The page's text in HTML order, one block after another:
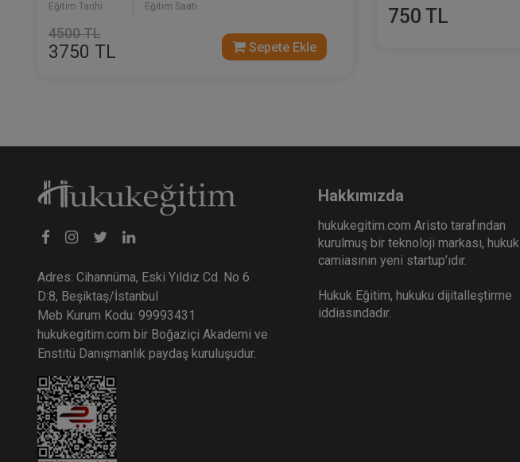
Eğitim Tarihi Eğitim Saati
4500 TL
3750 TL Sepete Ekle
750 TL
Adres: Cihannüma, Eski Yıldız Cd. No 6
D:8, Beşiktaş/İstanbul
Meb Kurum Kodu: 99993431
hukukegitim.com bir Boğaziçi Akademi ve
Enstitü Danışmanlık paydaş kuruluşudur.
Hakkımızda
hukukegitim.com Aristo tarafından
kurulmuş bir teknoloji markası, hukuk
camiasının yeni startup’ıdır.
Hukuk Eğitim, hukuku dijitalleştirme
iddiasındadır.